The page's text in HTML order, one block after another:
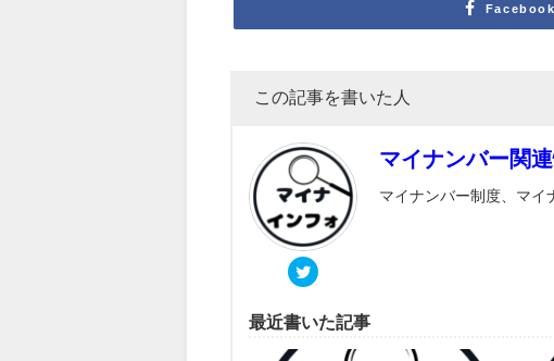
Facebook
この記事を書いた人
マイナンバー関
マイナンバー制度、マイ
最近書いた記事